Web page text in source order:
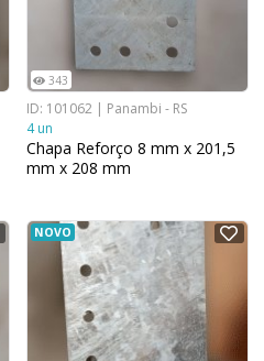
343
ID: 101062 | Panambi - RS
4 un
Chapa Reforço 8 mm x 201,5
mm x 208 mm
NOVO